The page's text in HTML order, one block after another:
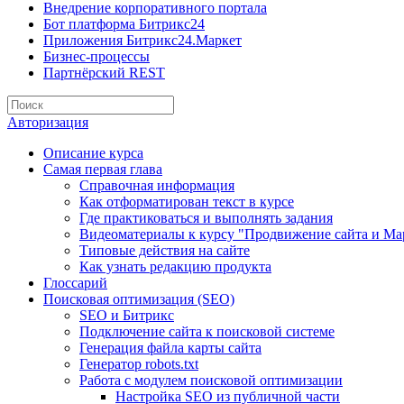
Внедрение корпоративного портала
Бот платформа Битрикс24
Приложения Битрикс24.Маркет
Бизнес-процессы
Партнёрский REST
Авторизация
Описание курса
Самая первая глава
Справочная информация
Как отформатирован текст в курсе
Где практиковаться и выполнять задания
Видеоматериалы к курсу "Продвижение сайта и
Типовые действия на сайте
Как узнать редакцию продукта
Глоссарий
Поисковая оптимизация (SEO)
SEO и Битрикс
Подключение сайта к поисковой системе
Генерация файла карты сайта
Генератор robots.txt
Работа с модулем поисковой оптимизации
Настройка SEO из публичной части